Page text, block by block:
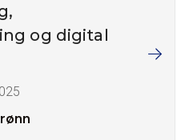
og digital